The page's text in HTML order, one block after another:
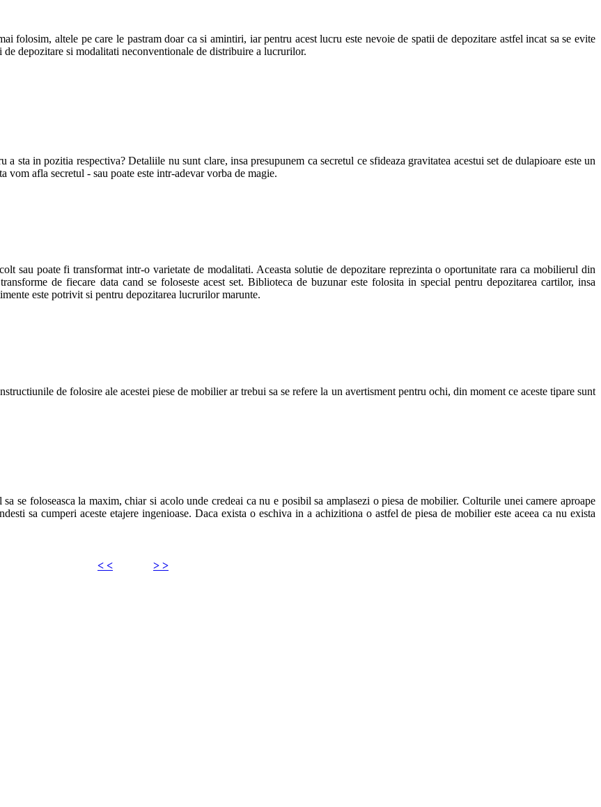
altele pe care le pastram doar ca si amintiri, iar pentru acest lucru este nevoie de spatii de depozitare astfel incat sa se evite
depozitare si modalitati neconventionale de distribuire a lucrurilor.
sta in pozitia respectiva? Detaliile nu sunt clare, insa presupunem ca secretul ce sfideaza gravitatea acestui set de dulapioare este un
vom afla secretul - sau poate este intr-adevar vorba de magie.
sau poate fi transformat intr-o varietate de modalitati. Aceasta solutie de depozitare reprezinta o oportunitate rara ca mobilierul din
de fiecare data cand se foloseste acest set. Biblioteca de buzunar este folosita in special pentru depozitarea cartilor, insa
este potrivit si pentru depozitarea lucrurilor marunte.
de folosire ale acestei piese de mobilier ar trebui sa se refere la un avertisment pentru ochi, din moment ce aceste tipare sunt
se foloseasca la maxim, chiar si acolo unde credeai ca nu e posibil sa amplasezi o piesa de mobilier. Colturile unei camere aproape
sa cumperi aceste etajere ingenioase. Daca exista o eschiva in a achizitiona o astfel de piesa de mobilier este aceea ca nu exista
< <
> >